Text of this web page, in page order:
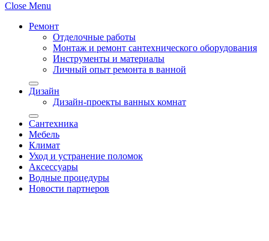
Close Menu
Ремонт
Отделочные работы
Монтаж и ремонт сантехнического оборудования
Инструменты и материалы
Личный опыт ремонта в ванной
Дизайн
Дизайн-проекты ванных комнат
Сантехника
Мебель
Климат
Уход и устранение поломок
Аксессуары
Водные процедуры
Новости партнеров